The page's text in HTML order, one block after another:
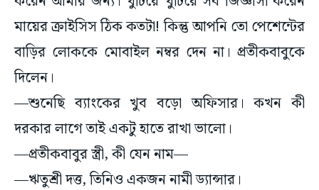
বাড়ির লোককে মোবাইল নম্বর দেন না। প্রতীকবাবুকে
দিলেন।
—শুনেছি ব্যাংকের খুব বড়ো অফিসার। কখন কী
দরকার লাগে তাই একটু হাতে রাখা ভালো।
—প্রতীকবাবুর স্ত্রী, কী যেন নাম—
—ঋতুশ্রী দত্ত, তিনিও একজন নামী ড্যান্সার।
—ও, তাই অমন চমৎকার ফিগার।